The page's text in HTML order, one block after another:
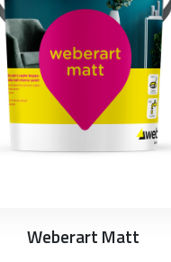
Weberart Matt